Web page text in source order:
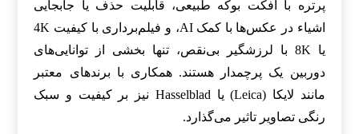
پرتره با افکت بوکه طبیعی، قابلیت حذف یا جابجایی
اشیاء در عکس‌ها با کمک AI، و فیلم‌برداری با کیفیت 4K
یا 8K با لرزشگیر بی‌نقص، تنها بخشی از توانایی‌های
دوربین یک پرچمدار هستند. همکاری با برندهای معتبر
مانند لایکا (Leica) یا Hasselblad نیز بر کیفیت و سبک
رنگی تصاویر تاثیر می‌گذارد.